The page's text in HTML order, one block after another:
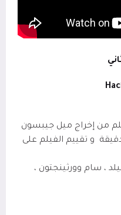
إنتاج عام 2016 والفيلم من إخراج ميل جيبسون
و تقييم الفيلم على
، سام وورثينجتون ،